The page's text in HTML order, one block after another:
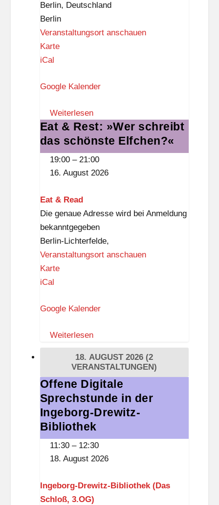
h
l
o
ß
.
G
Berlin, Deutschland
Berlin
Veranstaltungsort anschauen
KarteB
i
K
n
o
iCal
Google Kalender
Weiterlesen
Eat
&
Rest:
das
schönste
Elfchen?«
Eat & Rest: »Wer schreibt
das schönste Elfchen?«
19:00 – 21:00
16. August 2026
Eat & Read
Die genaue Adresse wird bei Anmeldung
bekanntgegeben
Berlin-Lichterfelde,
Veranstaltungsort anschauen
KarteE
&
e
a
iCal
Google Kalender
Weiterlesen
18. AUGUST 2026 (2
VERANSTALTUNGEN)
Offene
Digitale
Sprechstunde
in
der
Offene Digitale
Sprechstunde in der
Ingeborg-Drewitz-
Bibliothek
11:30 – 12:30
18. August 2026
Ingeborg-Drewitz-Bibliothek (Das
Schloß, 3.OG)